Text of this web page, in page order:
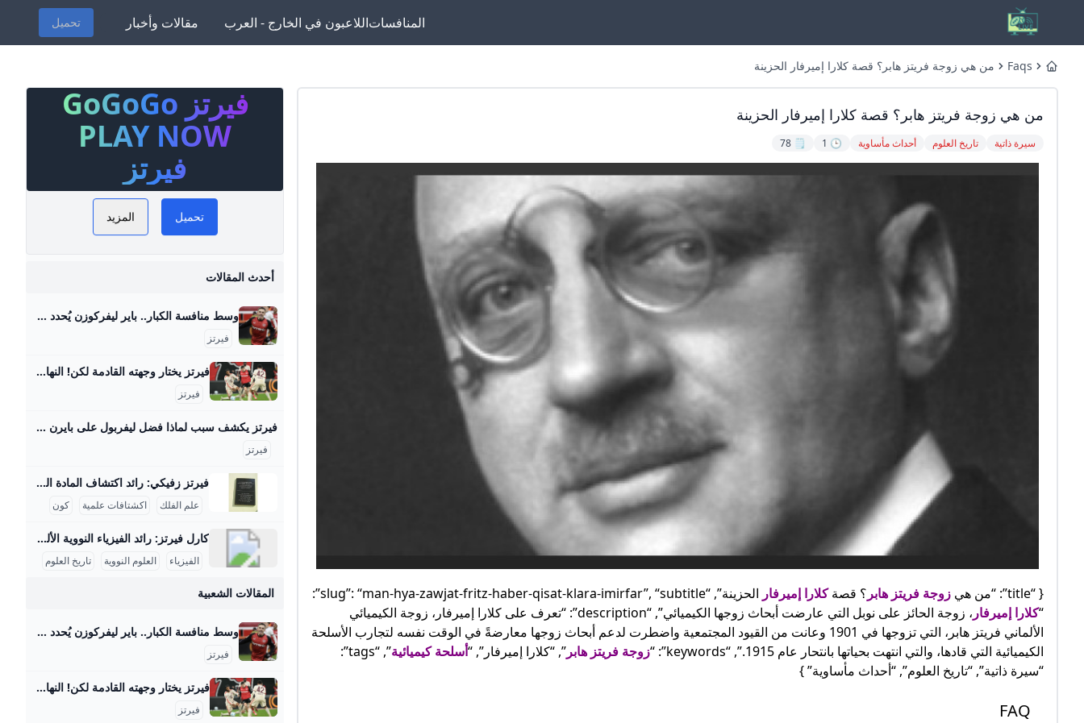
المنافساتاللاعبون في الخارج - العرب مقالات وأخبار تحميل
Home
Faqs من هي زوجة فريتز هابر؟ قصة كلارا إميرفار الحزينة
من هي زوجة فريتز هابر؟ قصة كلارا إميرفار الحزينة
سيرة ذاتية تاريخ العلوم أحداث مأساوية 🕒 1
🗒️ 78
{ “title”: “من هي زوجة فريتز هابر ؟ قصةكلارا إميرفار
الحزينة”, “slug”: “man-hya-zawjat-fritz-haber-qisat-klara-imirfar”, “subtitle”:
“كلارا إميرفار
، زوجة الحائز على نوبل التي عارضت أبحاث زوجها الكيميائي”, “description”: “تعرف على كلارا إميرفار، زوجة الكيميائي
الألماني فريتز هابر، التي تزوجها في 1901 وعانت من القيود المجتمعية واضطرت لدعم أبحاث زوجها معارضةً في الوقت نفسه لتجارب الأسلحة
الكيميائية التي قادها، والتي انتهت بحياتها بانتحار عام 1915.”, “keywords”: “
زوجة فريتز هابر”, “كلارا إميرفار”, “أسلحة كيميائية
”, “tags”:
“سيرة ذاتية”, “تاريخ العلوم”, “أحداث مأساوية” }
FAQ
فيرتز GoGoGo
PLAY NOW
فيرتز
والتحديثات المتعلقة بلاعب، بما
في ذلك أهدافه، تمريراته،
إحصائياته الفردية، وتحليلات
أدائه في المباريات. نوفر أيضاً
مقالات حول إنجازاته مع
ليفربول، مهاراته الفنية، وسجله
القياسي، بالإضافة لمقاطع
الفيديو واللحظات البارزة. كل
هذا لجعل مشجعي فيرتز على
اطلاع دائم بأحدث مستجدات
نجمهم المفضل في الفريق.
تحميل المزيد
أحدث المقالات
وسط منافسة الكبار.. باير ليفركوزن يُحدد سعر بيع فلوريان فيرتز صحيفة الوطن حدد مسئولو نادي باير ليفركوزن الألماني سعر بيع فلوريان فيرتز، لاعب خط وسط الفريق الأول لكرة القدم بالنادي، في الميركاتو الصيفي المقبل، وذلك في ظل وجود منافسة مشتعلة بين كبار الأندية الأوروبية… {{ article.article_subtitle }} {{ authorName() }} {{ article.author_description }} {{ article.formatted_date }}epa11762162 Florian Wirtz of Leverkusen celebrates after scoring the 1-0 lead during the German Bundesliga soccer match between Bayer 04 Leverkusen and FC St. Pauli in Leverkusen, Germany, 07 December 2024.
فيرتز
فيرتز يختار وجهته القادمة لكن! النهار فيرتز اتفق مع إدارة بايرن ميونيخ الجريدة مواقعنا لبنان عربي بودكاست تسجيل الدخول اشترك - الرئيسية عيش لبنان اقتصاد وأعمال تحقيقات مقالات كتاب النهار آراء منبر كتاب النهار 29-08-2025 | 05:37 استعادة النظام السوري السجناء واللاجئين معاً مؤشّر لنية بناء دولة كتاب النهار 29-08-2025 | 05:30 أيّ رسائل مخفيّة لحراك “حزب الله” السياسي المكثّف؟ رياضة كرة قدم كرة سلة كرة مضرب رياضة ميكانيكية ألعاب قتالية الغولف رياضات أخرى رياضة 29-08-2025 | 06:25 شربل أبو خطار لـ"النهار": الرياضة دواء ومفتاح النجاح الدراسي رياضة 28-08-2025 | 17:06 ازدواج الجنسية… أزمة مستمرّة لنجوم كرة القدم
فيرتز
فيرتز يكشف سبب لماذا فضل ليفربول على بايرن ميونخ - بوابة السعودية نيوز يحاول الفريق بناء نفسه بشكل قوي ليكون قادراً على المنافسة على أعلى مستوى تحت قيادة المدرب آرني سلوت وقد أظهر الفريق أداءً مميزاً في سوق الانتقالات هذا الصيف، انتقال اللاعب إلى ليفربول يمثل تحدياً كبيراً بالنسبة له، حيث قال: “لقد كانت خطوة أصعب أن أترك هذا المحيط وأذهب لبلد آخر مع كل ما يتضمنه من تغييرات وألعب في دوري جديد بأسلوب لعب مختلف”. اختيار واعٍ أضاف اللاعب: “لقد انتقلت لتحدي أكبر، تحدي اخترت خوضه بوعي من أجل أن أنجح وأصبح لاعباً أفضل , لقد اخترت الانتقال إلى ليفربول كقرار واعٍ بالنسبة لي كي أصبح أفضل”.
فيرتز
فيرتز زفيكي: رائد اكتشاف المادة المظلمة والنجوم النيوترونية يسرني تقديم مقال مفصل عن شخصية فريتز زفيكي وإسهاماته العلمية في علم الفلك: فريتز زفيكي: رائد اكتشاف المادة المظلمة والنجوم النيوترونية فريتز زفيكي (14 فبراير 1898 - 8 فبراير 1974) كان عالم فلك سويسري عمل معظم حياته في معهد كاليفورنيا للتكنولوجيا بالولايات المتحدة، وأحدث ثورة في فهمنا للكون من خلال أفكاره واكتشافاته الرائدة. تلقى تعليمه الثانوي في زيوريخ، ثم درس الرياضيات والفيزياء التجريبية بين 1917 و1925 على يد كبار العلماء أمثال أوجوست بيكارد وألبرت أينشتاين، مما أكسبه قاعدة علمية راسخة ساعدته في إرساء أسس علم الفلك الحديث.
علم الفلك اكشتافات علمية كون
كارل فيرتز: رائد الفيزياء النووية الألماني كيرل فيرتز هو عالم فيزياء نووية ألماني بارز وُلد في 24 أبريل 1910 في كولونيا وتوفي في 12 فبراير 1994. حصل على شهادة الدكتوراه في عام 1934 بعد دراسته الفيزياء والكيمياء والرياضيات في جامعات بون وفرايبورغ وبريسلّاو. درّس بعد ذلك كمساعد تدريس لوزير التعليم الألماني كارل فريدريش بونهوفر في جامعة لايبتزغ، وكان عضواً في رابطة المعلمين النازية خلال الفترة النازية في ألمانيا، رغم أنه لم يكن عضواً في الحزب النازي. مهنياً، تميز فيرتز بعمله في معهد كايزر فيلهلم للفيزياء في برلين منذ عام 1937، حيث عمل على تصميم المفاعلات النووية خلال الحرب العالمية الثانية، وبالأخص مفاعل الطبقات الأفقية، بالإضافة إلى قيادة قسم التجارب في المعهد الذي نقل إلى هيتشينجن لتجنب تأثير القصف الجوي في 1944.
الفيزياء العلوم النووية تاريخ العلوم
المقالات الشعبية
وسط منافسة الكبار.. باير ليفركوزن يُحدد سعر بيع فلوريان فيرتز صحيفة الوطن حدد مسئولو نادي باير ليفركوزن الألماني سعر بيع فلوريان فيرتز، لاعب خط وسط الفريق الأول لكرة القدم بالنادي، في الميركاتو الصيفي المقبل، وذلك في ظل وجود منافسة مشتعلة بين كبار الأندية الأوروبية… {{ article.article_subtitle }} {{ authorName() }} {{ article.author_description }} {{ article.formatted_date }}epa11762162 Florian Wirtz of Leverkusen celebrates after scoring the 1-0 lead during the German Bundesliga soccer match between Bayer 04 Leverkusen and FC St. Pauli in Leverkusen, Germany, 07 December 2024.
فيرتز
فيرتز يختار وجهته القادمة لكن! النهار فيرتز اتفق مع إدارة بايرن ميونيخ الجريدة مواقعنا لبنان عربي بودكاست تسجيل الدخول اشترك - الرئيسية عيش لبنان اقتصاد وأعمال تحقيقات مقالات كتاب النهار آراء منبر كتاب النهار 29-08-2025 | 05:37 استعادة النظام السوري السجناء واللاجئين معاً مؤشّر لنية بناء دولة كتاب النهار 29-08-2025 | 05:30 أيّ رسائل مخفيّة لحراك “حزب الله” السياسي المكثّف؟ رياضة كرة قدم كرة سلة كرة مضرب رياضة ميكانيكية ألعاب قتالية الغولف رياضات أخرى رياضة 29-08-2025 | 06:25 شربل أبو خطار لـ"النهار": الرياضة دواء ومفتاح النجاح الدراسي رياضة 28-08-2025 | 17:06 ازدواج الجنسية… أزمة مستمرّة لنجوم كرة القدم
فيرتز